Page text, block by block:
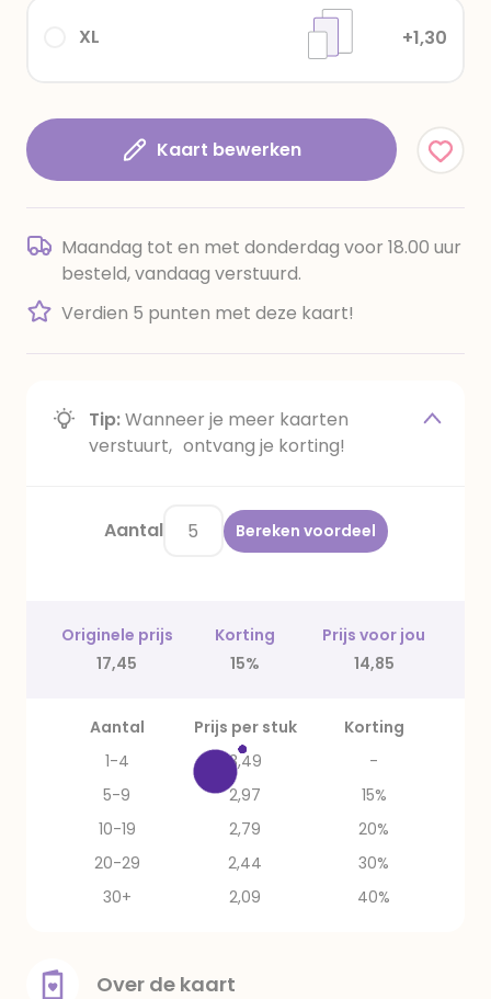
XL +1,30
Kaart bewerken
Maandag tot en met donderdag voor 18.00 uur
besteld, vandaag verstuurd.
Verdien 5 punten met deze kaart!
Tip:Wanneer je meer kaarten
verstuurt, ontvang je korting!
Aantal Bereken voordeel
Originele prijs Korting
Prijs voor jou
17,45
15% 14,85
Aantal Prijs per stuk
Korting
1-4
3,49
-
5-9
2,97
15%
10-19
2,79
20%
20-29
2,44
30%
30+
2,09 40%
Over de kaart